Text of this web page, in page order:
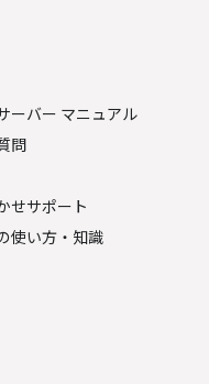
ーバー マニュアル
問
せサポート
使い方・知識